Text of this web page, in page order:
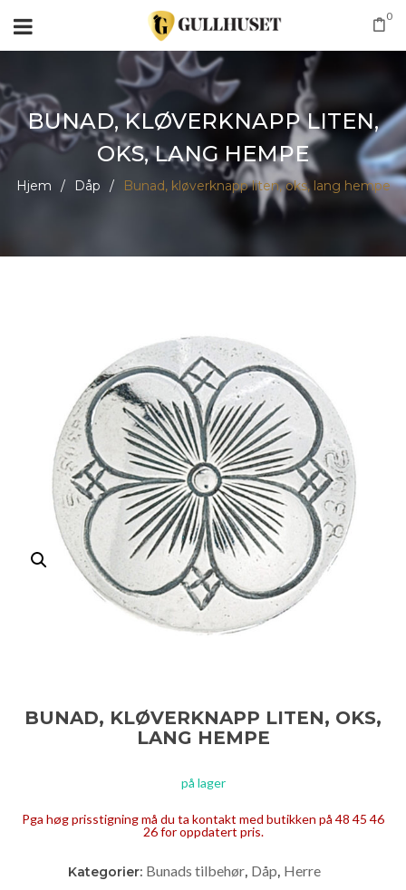
0
BUNAD, KLØVERKNAPP LITEN,
OKS, LANG HEMPE
Hjem / Dåp / Bunad, kløverknapp liten, oks, lang hempe
BUNAD, KLØVERKNAPP LITEN, OKS,
LANG HEMPE
på lager
Pga høg prisstigning må du ta kontakt med butikken på 48 45 46
26 for oppdatert pris.
Kategorier: Bunads tilbehør, Dåp, Herre